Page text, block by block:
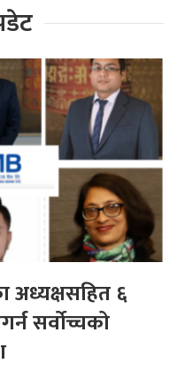
अध्यक्षसहित ६
सर्वोच्चको